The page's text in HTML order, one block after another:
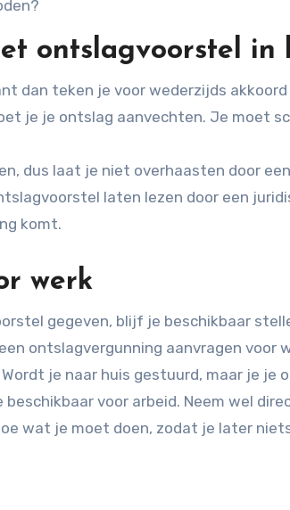
ontslagvoorstel in
dan teken je voor wederzijds
je je ontslag aanvechten. Je moet
dus laat je niet overhaasten door
laten lezen door een
komt.
werk
gegeven, blijf je beschikbaar
ontslagvergunning aanvragen voor
je naar huis gestuurd, maar je je
voor arbeid. Neem wel
wat je moet doen, zodat je later